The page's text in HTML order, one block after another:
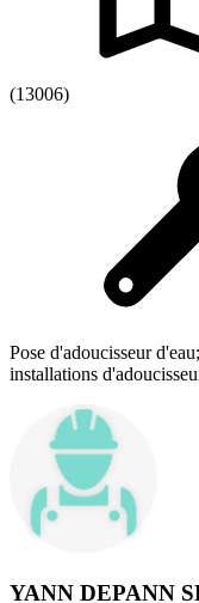
(13006)
Pose d'adoucisseur
installations
YANN DEPANN